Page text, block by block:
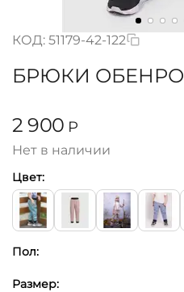
КОД: 51179-42-122
БРЮКИ ОБЕНРО
2 900 Р
Нет в наличии
Цвет:
Пол:
Размер: